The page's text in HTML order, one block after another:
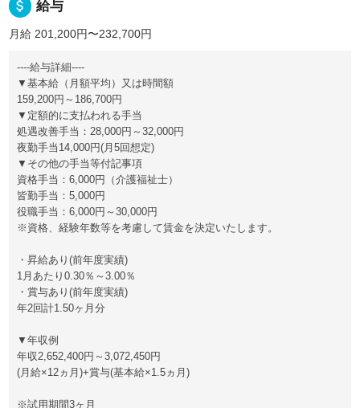
attach_money 給与
月給 201,200円〜232,700円
----給与詳細----
▼基本給（月額平均）又は時間額
159,200円～186,700円
▼定額的に支払われる手当
処遇改善手当：28,000円～32,000円
夜勤手当14,000円(月5回想定)
▼その他の手当等付記事項
資格手当：6,000円（介護福祉士）
皆勤手当：5,000円
役職手当：6,000円～30,000円
※資格、経験年数等を考慮して賃金を決定いたします。
・昇給あり(前年度実績)
1月あたり0.30％～3.00％
・賞与あり(前年度実績)
年2回計1.50ヶ月分
▼年収例
年収2,652,400円～3,072,450円
(月給×12ヵ月)+賞与(基本給×1.5ヵ月)
※試用期間3ヶ月